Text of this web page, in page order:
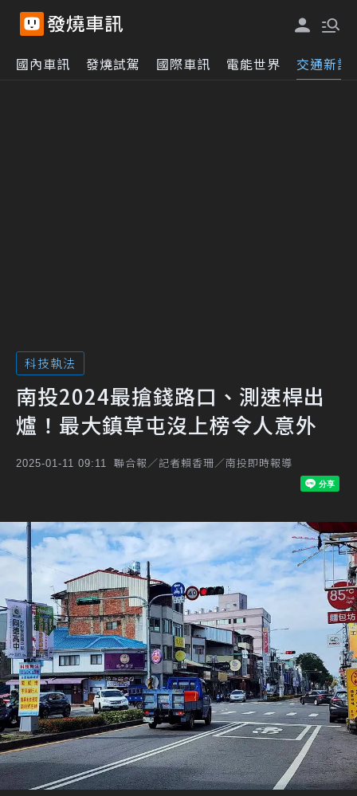
國內車訊 發燒試駕 國際車訊 電能世界 交通新訊
科技執法
南投2024最搶錢路口、測速桿出
爐！最大鎮草屯沒上榜令人意外
2025-01-11 09:11 聯合報／記者賴香珊／南投即時報導